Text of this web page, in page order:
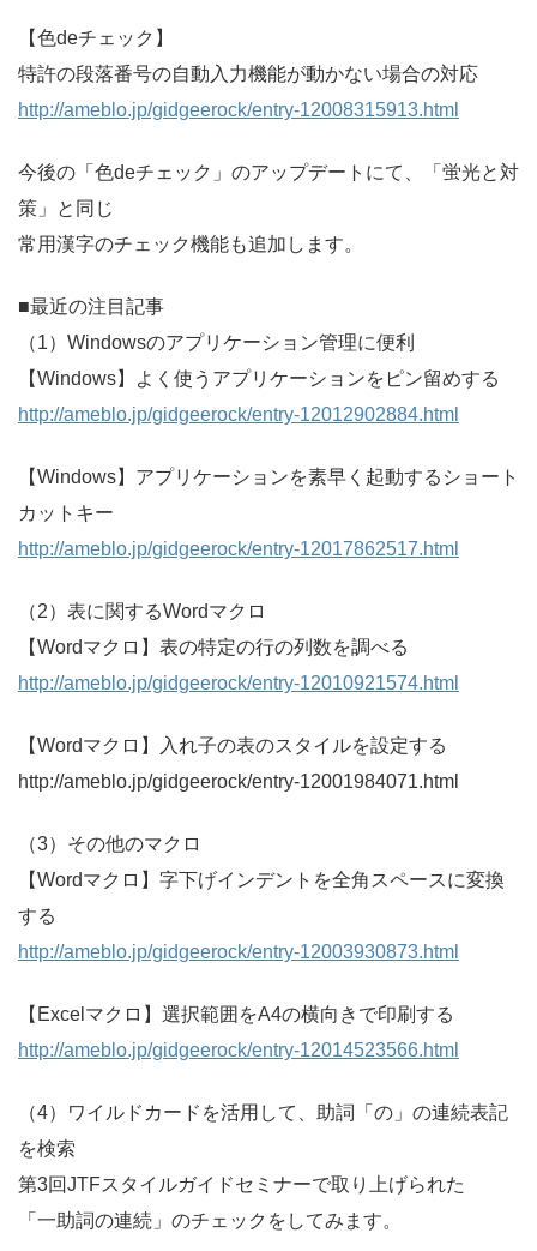
【色deチェック】
特許の段落番号の自動入力機能が動かない場合の対応
http://ameblo.jp/gidgeerock/entry-12008315913.html
今後の「色deチェック」のアップデートにて、「蛍光と対
策」と同じ
常用漢字のチェック機能も追加します。
■最近の注目記事
（1）Windowsのアプリケーション管理に便利
【Windows】よく使うアプリケーションをピン留めする
http://ameblo.jp/gidgeerock/entry-12012902884.html
【Windows】アプリケーションを素早く起動するショート
カットキー
http://ameblo.jp/gidgeerock/entry-12017862517.html
（2）表に関するWordマクロ
【Wordマクロ】表の特定の行の列数を調べる
http://ameblo.jp/gidgeerock/entry-12010921574.html
【Wordマクロ】入れ子の表のスタイルを設定する
http://ameblo.jp/gidgeerock/entry-12001984071.html
（3）その他のマクロ
【Wordマクロ】字下げインデントを全角スペースに変換
する
http://ameblo.jp/gidgeerock/entry-12003930873.html
【Excelマクロ】選択範囲をA4の横向きで印刷する
http://ameblo.jp/gidgeerock/entry-12014523566.html
（4）ワイルドカードを活用して、助詞「の」の連続表記
を検索
第3回JTFスタイルガイドセミナーで取り上げられた
「一助詞の連続」のチェックをしてみます。